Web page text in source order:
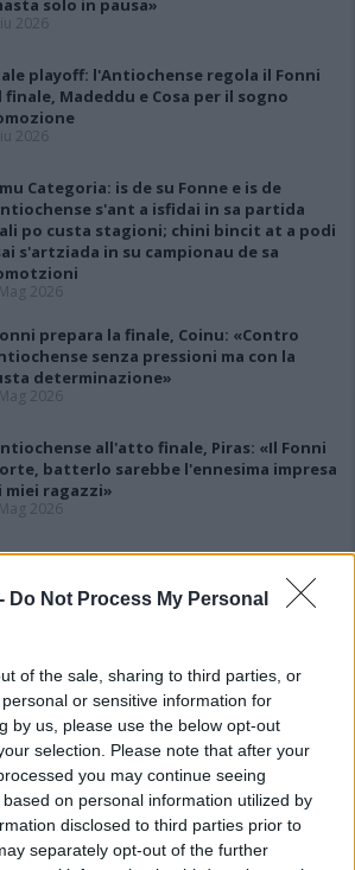
Do Not Process My Personal
of the sale, sharing to third parties, or
or sensitive information for
by us, please use the below opt-out
selection. Please note that after your
you may continue seeing
on personal information utilized by
disclosed to third parties prior to
separately opt-out of the further
solo in pausa»
2026
playoff: l'Antiochense regola il Fonni
finale, Madeddu e Cosa per il sogno
2026
Categoria: is de su Fonne e is de
s'ant a isfidai in sa partida
po custa stagioni; chini bincit at a podi
s'artziada in su campionau de sa
2026
prepara la finale, Coinu: «Contro
senza pressioni ma con la
determinazione»
2026
all'atto finale, Piras: «Il Fonni
batterlo sarebbe l'ennesima impresa
miei ragazzi»
2026
Sestu, Santa Giusta, Silanus e
salve, Bariese, Barumini, Siniscola
in Seconda